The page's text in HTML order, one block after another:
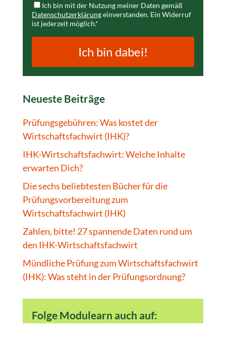
Ich bin mit der Nutzung meiner Daten gemäß
Datenschutzerklärungeinverstanden. Ein Widerruf
ist jederzeit möglich.*
Ich bin dabei!
Neueste Beiträge
Prüfungsgebühren: Was kostet der
Wirtschaftsfachwirt (IHK)?
IHK-Wirtschaftsfachwirt: Welche Inhalte
erwarten Dich?
Die sechs beliebtesten Bücher für die
Prüfungsvorbereitung zum
Wirtschaftsfachwirt (IHK)
Zahlen, bitte! 27 spannende Daten rund um
den IHK-Wirtschaftsfachwirt
Mündliche Prüfung zum Wirtschaftsfachwirt
(IHK): Was steht in der Prüfungsordnung?
Folge Modulearn auch auf: